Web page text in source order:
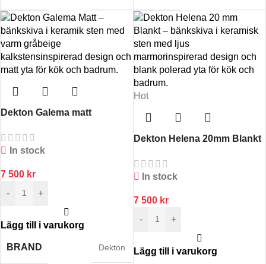
Dekton Galema matt
In stock
7 500 kr
-
+
Lägg till i varukorg
BRAND Dekton
Hot
Dekton Helena 20mm Blankt
In stock
7 500 kr
-
+
Lägg till i varukorg